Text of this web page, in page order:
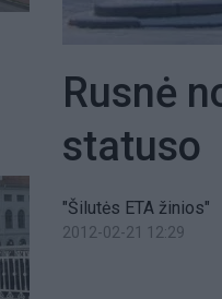
Rusnė
statuso
"Šilutės ETA žinios"
2012-02-21 12:29